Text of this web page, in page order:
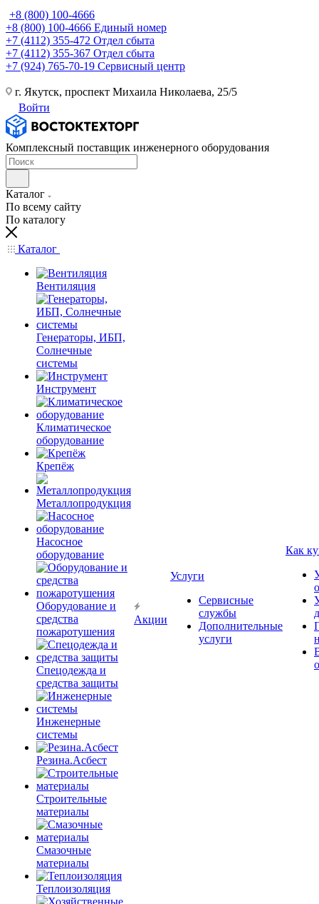
+8 (800) 100-4666
+8 (800) 100-4666 Единый номер
+7 (4112) 355-472 Отдел сбыта
+7 (4112) 355-367 Отдел сбыта
+7 (924) 765-70-19 Сервисный центр
г. Якутск, проспект Михаила Николаева, 25/5
Войти
Комплексный поставщик инженерного оборудования
Каталог
По всему сайту
По каталогу
Каталог
Вентиляция
Генераторы, ИБП,
Солнечные
системы
Инструмент
Климатическое
оборудование
Крепёж
Металлопродукция
Насосное
оборудование
Оборудование и
средства
пожаротушения
Спецодежда и
средства защиты
Инженерные
системы
Резина.Асбест
Строительные
материалы
Смазочные
материалы
Теплоизоляция
Акции
Услуги
Сервисные
службы
Дополнительные
услуги
Как